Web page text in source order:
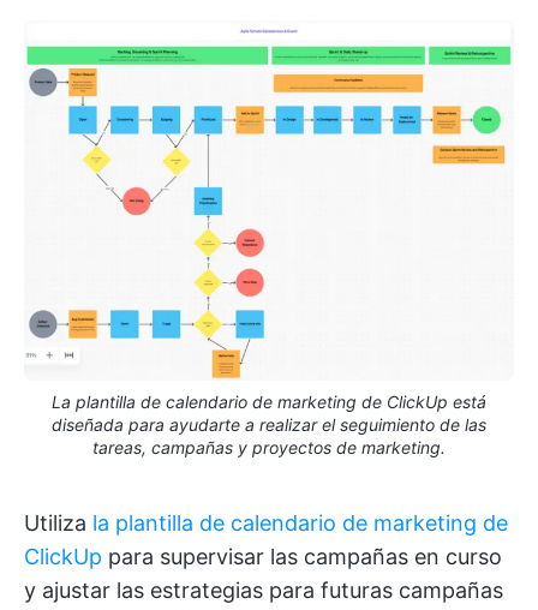
La plantilla de calendario de marketing de ClickUp está
diseñada para ayudarte a realizar el seguimiento de las
tareas, campañas y proyectos de marketing.
Utiliza la plantilla de calendario de marketing de
ClickUp para supervisar las campañas en curso
y ajustar las estrategias para futuras campañas